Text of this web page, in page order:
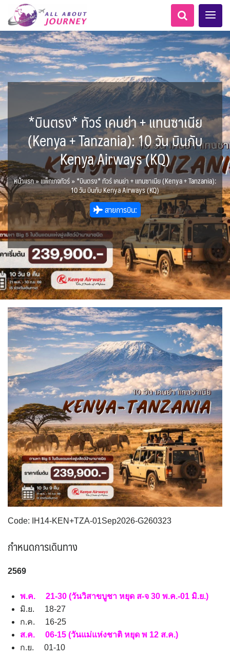
เอเชียกลาง 6 LKA ศรีลังกา 0
AFG อัฟกานิสถาน
LKA ศรีลังกา + BGD บังคลา
ศ
0
BTN ภูฏาน 2
BRN บรูไน 0
KHM กัมพูชา 0 จีน 282
HKG ฮ่องกง - มาเก๊า 10 IND อินเดีย 21
IDN อินโดนีเซีย 3 IRN อิหร่าน 0
IRQ อิรัก 0 ISR อิสราเอล
JPN ญี่ปุ่น 71 JOR จอร์แดน 4
KAZ คาซัคสถาน 19 KORS เกาหลีใต้ 2
KGZ คีร์กีซสถาน 4 LAO ลาว 0
LBN เลบานอน 0 MYS มาเลเซีย 0
MDV มัลดีฟส์ 0 MNG มองโกเลีย 2
MMR เมียนมาร์ 5 NPL เนปาล 0
OMN โอมาน 0 PAK ปากีสถาน 8
PHL ฟิลิปปินส์ 1 SAU ซาอุดิอาระเบีย 1
SGP สิงคโปร์ 4
SYR ซีเรีย 0 TWN ไต้หวัน 9
TJK ทาจิกิสถาน 1 TKM เติร์กเมนิสถาน 1
ARE ดูไบ, UAE 0 UZB อุซเบกิสถาน 4
ตะวันออกกลาง 0 YEM เยเมน 0
VNM เวียดนาม 35
จอร์แดน - อียิปต์ 4
แอลเบเนีย - Albania 0 Balkan บอลข่าน 1
สวิตเซอร์แลนด์ เยอรมนี
ฝรั่งเศส
1
MNE มอนเตเนโกร 1 ล่าแสงเหนือ-ใต้ 11
Baltic บอลติก 4 ยุโรปตะวันออก 12
ยุโรปราคาถูก 1
ออสเตรีย - Austria 3 AZE อาเซอร์ไบจาน 2
BIH บอสเนีย & เฮอร์เซโกวีนา BLR เบลารุส 0
BEL เบลเยี่ยม 0
HRV โครเอเชีย 3 CYP ไซปรัส 0
CZE เช็ก 0
DNK เดนมาร์ก 2 FIN ฟินแลนด์ 3
FRA ฝรั่งเศส 1 FRO หมู่เกาะแฟโร 2
GEO จอร์เจีย 10
DEU เยอรมนี 3 GRC กรีซ 1
GRL กรีนแลนด์ 3 ISL ไอซ์แลนด์ 4
ITA อิตาลี 9 MDA มอลโดวา 0
MLT มอลต้า 1
NLD เนเธอร์แลนด์ 0 NOR นอร์เวย์ 3
POL โปแลนด์ 3 PRT โปรตุเกส 3
RUS รัสเซีย 3 สแกนดิเนเวีย 7
ESP สเปน 4
SVN สโลวิเนีย 2 CHE สวิตเซอร์แลนด์ 8
TUR ตุรเคีย 13 UKR ยูเครน 0
UK อังกฤษ+สหราชอาณาจักร
เบลเยี่ยม เนเธอร์แลนด์ ลักเซม
ร์ก (BENELUX) 1
บัลแกเรีย โรมาเนีย
อเมริกาใต้ 8 อเมริกากลาง 1
ARG อาร์เจนตินา 3
CAN แคนาดา 3 CUB คิวบา
CHL ชิลี 3
ECU เอกวาดอร์ 0 PER เปรู 2
USA สหรัฐอเมริกา 6 บราซิล เปรู 3
เม็กซิโก คิวบา อเมริกา แคนาดา 1
ทัวร์ ล่องเรือสำราญยุโรป ทัวร์ ล่องเรือสำราญอลาสก้า
1
ทัวร์ ล่องเรือสำราญอเมริกา
1
ทัวร์ ล่องเรือสำราญเอเชีย 0
ทัวร์ ล่องเรือสำราญประเท
ศอื่นๆ
5
ไมโครนีเซีย - Micronesia 1 ขั้วโลกใต้ 2
ขั้วโลกเหนือ 3 นิวซีแลนด์ - New Zealand
11
เกาะโบราโบร่า - Bora Bora
0
ตูนีเซีย - Tunisia 1
แอฟริกาใต้ - South Africa
3
โมร็อคโค - Morocco 6 แทนซาเนีย - Tanzania 2
เคนย่า - Kenya 2 นามิเบีย - Namibia 1
แอลจีเรีย - Algeria 0
ออสเตรเลีย - Australia 18 ลิเบีย - Libya 1
ทัวร์ อันซีน ประเทศแปลก
บราซิล - Brazil 0 เอธิโอเปีย - Ethiopia 0
อียิปต์ - Egypt 10
ล่องเรือดินเนอร์ วันวาเลนไทน์
22
ล่องเรือดินเนอร์วันลอยกระทง
18
ล่องเรือดินเนอร์วันปีใหม่ 19 เรือรอบกลางวัน กทม. 2
ล่องเรือดินเนอร์แม่น้ำ
าพระยา
34
ล่องเรือโปรแกรมอยุธยา 9
ล่องเรือ รอบ Sunset 14
ล่องเรือเหมาลำ / เหมาชั้น /
อยอร์ช / Speed Boat ส่วนตัวทั่ว
ะเทศ
255
เรือยอร์ช / Speed Boat ฯลฯ
บ Join ทั่วประเทศ
72
ตั๋วสวนสนุก 0 บุฟเฟต์โรงแรม/ร้านอาหาร 2
บุฟเฟต์ใบหยก 7 ไทยบัสฟู้ดทัวร์ 1
ตั๋วเรือ Hop-on Hop-off 0
โปรแกรมทัวร์ทั่วไทย 0 แต่งชุดไทยถ่ายรูปวัดอรุณฯ
1
พิเศษ! ล่องเรือเทศกาลชมพลุ
ยา
1
ห้องพักราคาพิเศษ 3
ข่าวที่น่าสนใจ
ความรู้ทั่วไป
สถานที่ท่องเที่ยว
*บินตรง* ทัวร์ เคนย่า + แทนซาเนีย
(Kenya + Tanzania): 10 วัน บินกับ
Kenya Airways (KQ)
หน้าแรก»แพ็กเกจทัวร์»*บินตรง* ทัวร์ เคนย่า + แทนซาเนีย (Kenya + Tanzania):
10 วัน บินกับ Kenya Airways (KQ)
สายการบิน:
Code: IH14-KEN+TZA-01Sep2026-G260323
กำหนดการเดินทาง
2569
พ.ค. 21-30 (วันวิสาขบูชา หยุด ส-จ 30 พ.ค.-01 มิ.ย.)
มิ.ย. 18-27
ก.ค. 16-25
ส.ค. 06-15 (วันแม่แห่งชาติ หยุด พ 12 ส.ค.)
ก.ย. 01-10